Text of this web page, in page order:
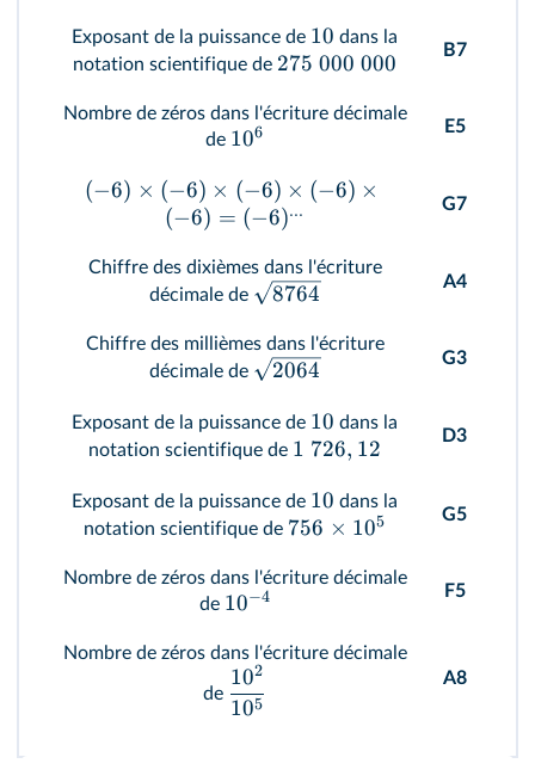
Exposant de la puissance de 10 dans la
notation scientifique de 275 000 000 B7
Nombre de zéros dans l'écriture décimale
de 106 E5
(−6) × (−6) × (−6) × (−6) ×
(−6) = (−6)... G7
Chiffre des dixièmes dans l'écriture
décimale de
8764 A4
Chiffre des millièmes dans l'écriture
décimale de
2064 G3
Exposant de la puissance de 10 dans la
notation scientifique de 1 726, 12 D3
Exposant de la puissance de 10 dans la
notation scientifique de 756 × 105 G5
Nombre de zéros dans l'écriture décimale
de 10−4 F5
Nombre de zéros dans l'écriture décimale
de
105
102 A8